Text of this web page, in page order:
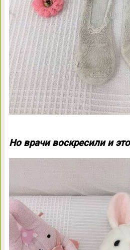
Но врачи воскресили и